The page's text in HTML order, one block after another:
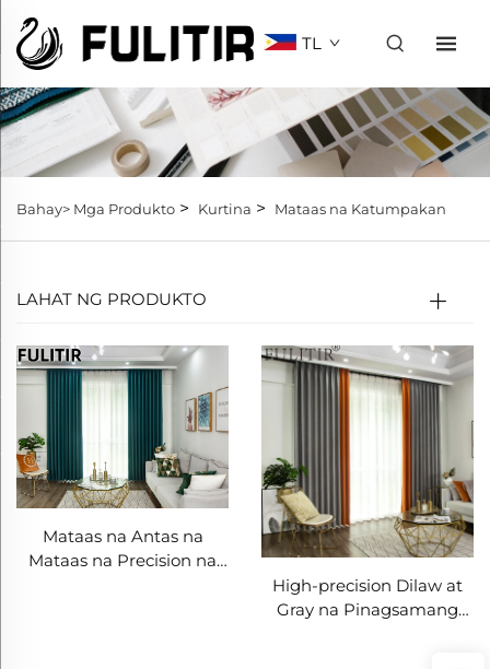
TL
Bahay> Mga Produkto > Kurtina > Mataas na Katumpakan
LAHAT NG PRODUKTO
Mataas na Antas na
Mataas na Precision na
High-precision Dilaw at
Gray na Pinagsamang